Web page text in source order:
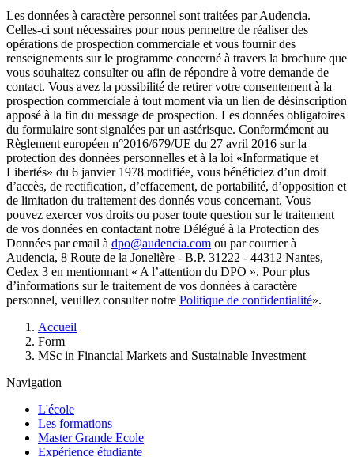
Les données à caractère personnel sont traitées par Audencia.
Celles-ci sont nécessaires pour nous permettre de réaliser des
opérations de prospection commerciale et vous fournir des
renseignements sur le programme concerné à travers la brochure que
vous souhaitez consulter ou afin de répondre à votre demande de
contact. Vous avez la possibilité de retirer votre consentement à la
prospection commerciale à tout moment via un lien de désinscription
apposé à la fin du message de prospection. Les données obligatoires
du formulaire sont signalées par un astérisque. Conformément au
Règlement européen n°2016/679/UE du 27 avril 2016 sur la
protection des données personnelles et à la loi «Informatique et
Libertés» du 6 janvier 1978 modifiée, vous bénéficiez d’un droit
d’accès, de rectification, d’effacement, de portabilité, d’opposition et
de limitation du traitement des donnés vous concernant. Vous
pouvez exercer vos droits ou poser toute question sur le traitement
de vos données en contactant notre Délégué à la Protection des
Données par email à dpo@audencia.com ou par courrier à
Audencia, 8 Route de la Jonelière - B.P. 31222 - 44312 Nantes,
Cedex 3 en mentionnant « A l’attention du DPO ». Pour plus
d’informations sur le traitement de vos données à caractère
personnel, veuillez consulter notre Politique de confidentialité».
d'Ariane
Accueil
Form
MSc in Financial Markets and Sustainable Investment
Navigation
L'école
Les formations
Master Grande Ecole
Expérience étudiante